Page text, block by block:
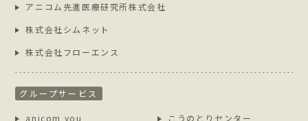
アニコム先進医療研究所株式会社
株式会社シムネット
株式会社フローエンス
グループサービス
anicom you こうのとりセンター